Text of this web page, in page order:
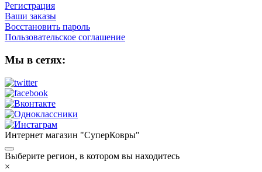
Регистрация
Ваши заказы
Восстановить пароль
Пользовательское соглашение
Мы в сетях:
Интернет магазин "СуперКовры"
Выберите регион, в котором вы находитесь
×